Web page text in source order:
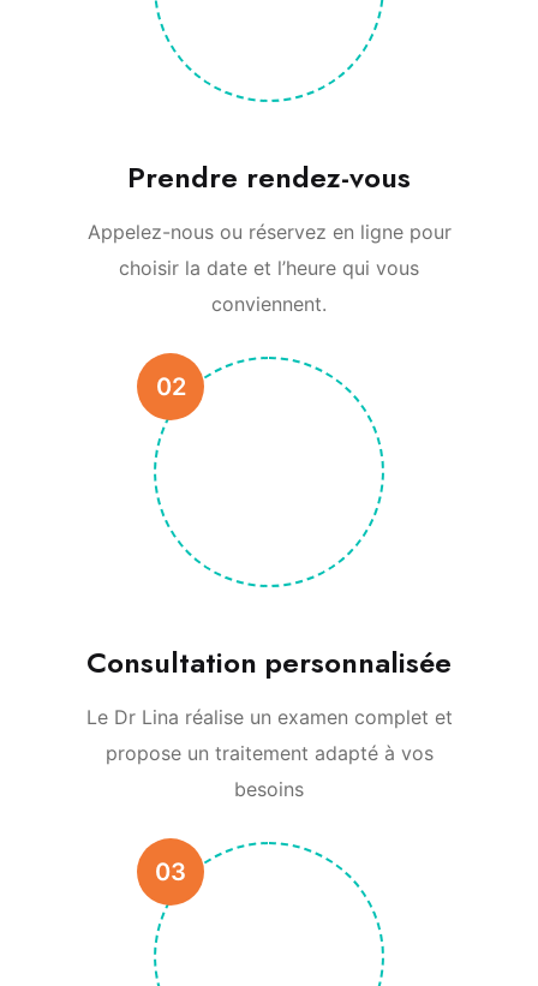
Prendre rendez-vous
Appelez-nous ou réservez en ligne pour
choisir la date et l’heure qui vous
conviennent.
02
Consultation personnalisée
Le Dr Lina réalise un examen complet et
propose un traitement adapté à vos
besoins
03